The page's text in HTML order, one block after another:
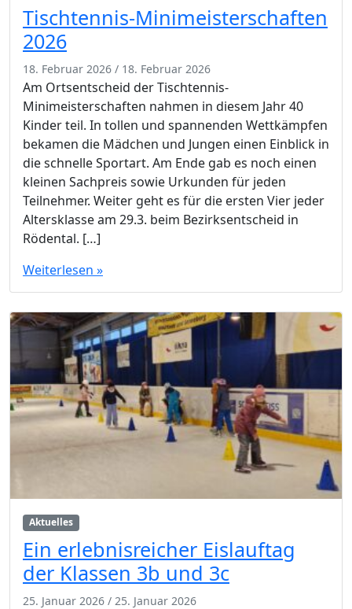
Tischtennis-Minimeisterschaften
2026
18. Februar 2026 / 18. Februar 2026
Am Ortsentscheid der Tischtennis-
Minimeisterschaften nahmen in diesem Jahr 40
Kinder teil. In tollen und spannenden Wettkämpfen
bekamen die Mädchen und Jungen einen Einblick in
die schnelle Sportart. Am Ende gab es noch einen
kleinen Sachpreis sowie Urkunden für jeden
Teilnehmer. Weiter geht es für die ersten Vier jeder
Altersklasse am 29.3. beim Bezirksentscheid in
Rödental. […]
Weiterlesen »
Aktuelles
Ein erlebnisreicher Eislauftag
der Klassen 3b und 3c
25. Januar 2026 / 25. Januar 2026